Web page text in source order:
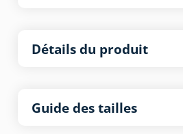
Détails du produit
Guide des tailles